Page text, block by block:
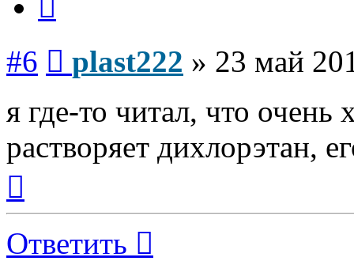
#6 plast222 » 23 май
я где-то читал, что
растворяет дихлорэтан,
началу
Ответить